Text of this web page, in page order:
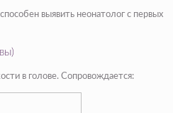
выявить неонатолог с первых
в голове. Сопровождается: